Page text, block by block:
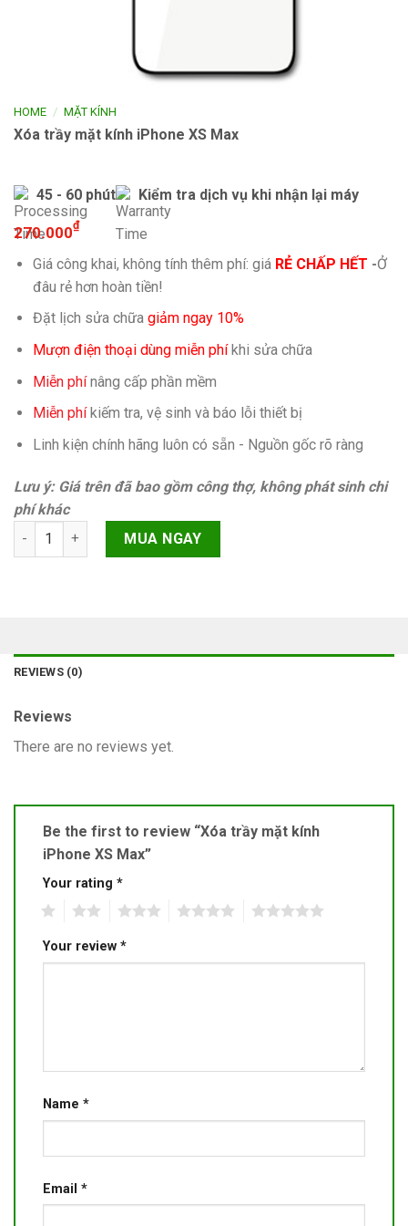
HOME / MẶT KÍNH
Xóa trầy mặt kính iPhone XS Max
45 - 60 phút Kiểm tra dịch vụ khi nhận lại máy
270.000₫
Giá công khai, không tính thêm phí: giá RẺ CHẤP HẾT -Ở
đâu rẻ hơn hoàn tiền!
Đặt lịch sửa chữa giảm ngay 10%
Mượn điện thoại dùng miễn phíkhi sửa chữa
Miễn phínâng cấp phần mềm
Miễn phíkiếm tra, vệ sinh và báo lỗi thiết bị
Linh kiện chính hãng luôn có sẵn - Nguồn gốc rõ ràng
Lưu ý: Giá trên đã bao gồm công thợ, không phát sinh chi
phí khác
Xóa trầy mặt kính iPhone XS Max quantity
MUA NGAY
REVIEWS (0)
Reviews
There are no reviews yet.
Be the first to review “Xóa trầy mặt kính
iPhone XS Max”
Your rating *
Your review *
Name *
Email *